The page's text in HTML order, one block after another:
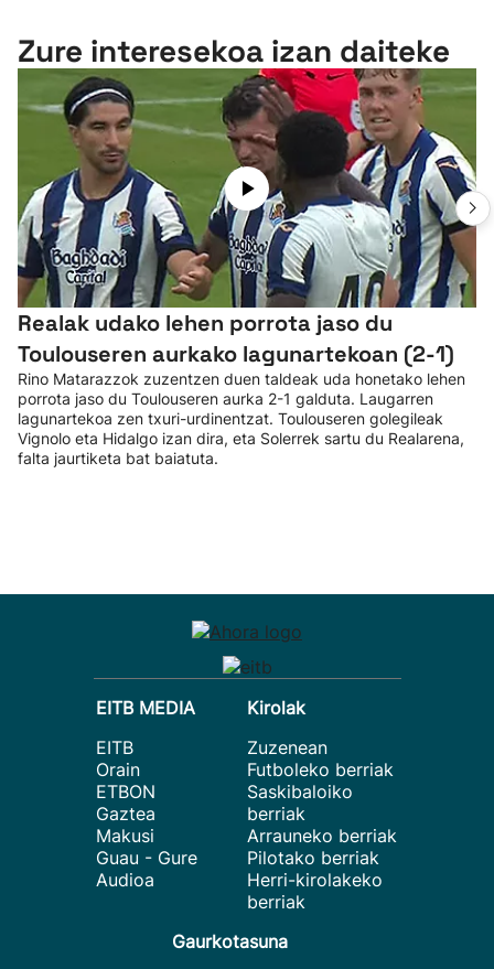
Zure interesekoa izan daiteke
Realak udako lehen porrota jaso du
Toulouseren aurkako lagunartekoan (2-1)
Rino Matarazzok zuzentzen duen taldeak uda honetako lehen
porrota jaso du Toulouseren aurka 2-1 galduta. Laugarren
lagunartekoa zen txuri-urdinentzat. Toulouseren golegileak
Vignolo eta Hidalgo izan dira, eta Solerrek sartu du Realarena,
falta jaurtiketa bat baiatuta.
EITB MEDIA
EITB
Orain
ETBON
Gaztea
Makusi
Guau - Gure
Audioa
Kirolak
Zuzenean
Futboleko berriak
Saskibaloiko
berriak
Arrauneko berriak
Pilotako berriak
Herri-kirolakeko
berriak
Gaurkotasuna